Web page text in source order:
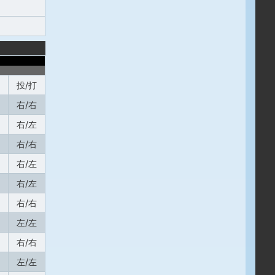
投/打
右/右
右/左
右/右
右/左
右/左
右/右
左/左
右/右
左/左